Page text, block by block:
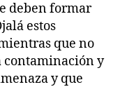
deben formar
estos
que no
contaminación y
y que